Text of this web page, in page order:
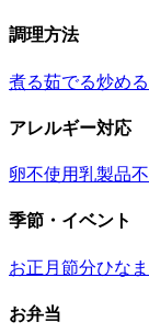
調理方法
煮る茹でる炒める
アレルギー対応
卵不使用乳製品
季節・イベント
お正月 節分ひな
お弁当